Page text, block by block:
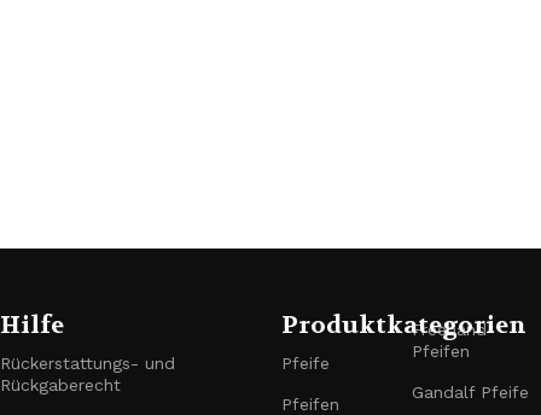
Hilfe
Rückerstattungs- und
Rückgaberecht
Produktkategorien
Pfeife
Pfeifen
Freehand-
Pfeifen
Gandalf Pfeife